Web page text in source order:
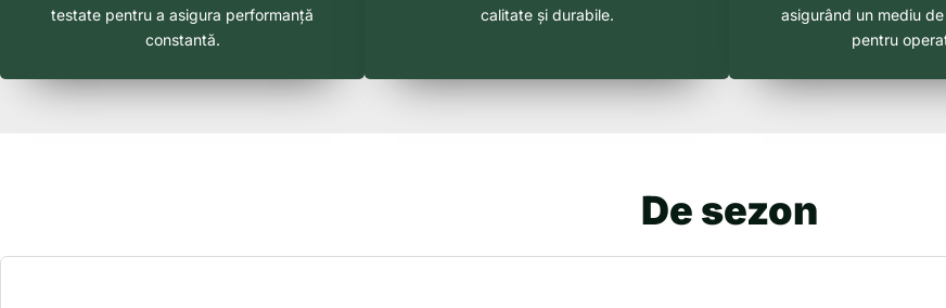
testate pentru a asigura performanță
constantă.
calitate și durabile.
asigurând un mediu
pentru
De sezon